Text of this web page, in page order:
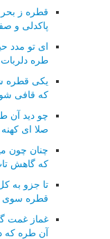
قطره ز
پاكدلی و
ای تو مدد
طره
یكی قطره
كه قافی
چو دید آن
صلا ای
چنان چون
كه گاهش
تا جزو به
قطره سوی
غماز غمت
آن طره كه